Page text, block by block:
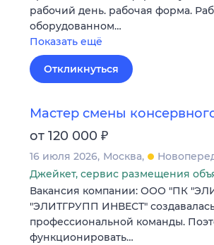
рабочий день. рабочая форма.
оборудованном…
Показать ещё
Откликнуться
Мастер смены
от 120 000 ₽
16 июля 2026 Москва
Джейкет, сервис размещения
Вакансия компании: ООО "ПК
"ЭЛИТГРУПП ИНВЕСТ"
профессиональной команды.
функционировать…